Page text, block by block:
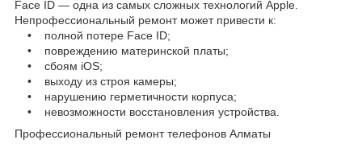
Face ID — одна из самых сложных технологий Apple.
Непрофессиональный ремонт может привести к:
• полной потере Face ID;
• повреждению материнской платы;
• сбоям iOS;
• выходу из строя камеры;
• нарушению герметичности корпуса;
• невозможности восстановления устройства.
Профессиональный ремонт телефонов Алматы